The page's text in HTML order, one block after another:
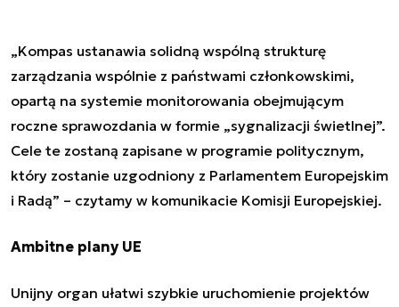
„Kompas ustanawia solidną wspólną strukturę
zarządzania wspólnie z państwami członkowskimi,
opartą na systemie monitorowania obejmującym
roczne sprawozdania w formie „sygnalizacji świetlnej”.
Cele te zostaną zapisane w programie politycznym,
który zostanie uzgodniony z Parlamentem Europejskim
i Radą” – czytamy w komunikacie Komisji Europejskiej.
Ambitne plany UE
Unijny organ ułatwi szybkie uruchomienie projektów